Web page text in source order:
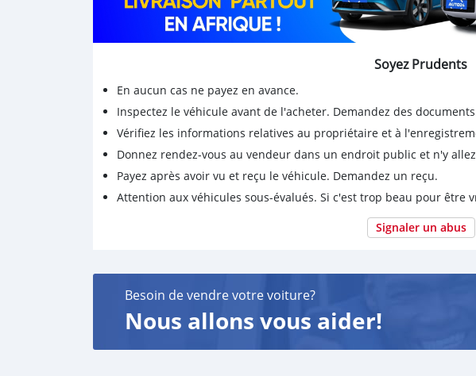
Soyez Prudents
En aucun cas ne payez en avance.
Inspectez le véhicule avant de l'acheter. Demandez des
Vérifiez les informations relatives au propriétaire et à
Donnez rendez-vous au vendeur dans un endroit public et n'y
Payez après avoir vu et reçu le véhicule. Demandez un reçu.
Attention aux véhicules sous-évalués. Si c'est trop beau pour être
Signaler un abus
Besoin de vendre votre voiture?
Nous allons vous aider!